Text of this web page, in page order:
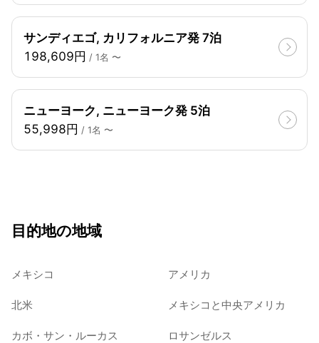
サンディエゴ, カリフォルニア発 7泊
198,609円 / 1名 〜
ニューヨーク, ニューヨーク発 5泊
55,998円 / 1名 〜
目的地の地域
メキシコ アメリカ
北米 メキシコと中央アメリカ
カボ・サン・ルーカス ロサンゼルス